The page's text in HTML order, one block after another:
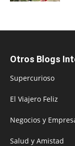
Otros Blogs
Supercurioso
El Viajero Feliz
Negocios y
Salud y Amistad